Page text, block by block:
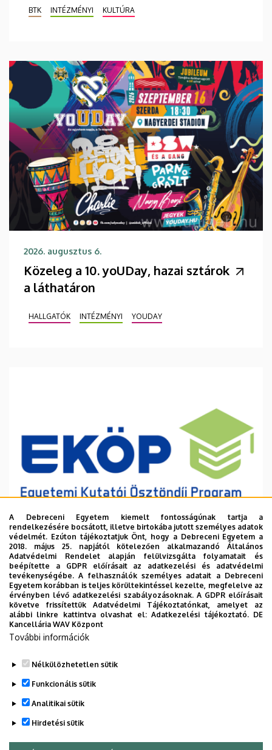
BTK INTÉZMÉNYI KULTÚRA
2026. augusztus 6.
Közeleg a 10. yoUDay, hazai sztárok
a láthatáron
HALLGATÓK INTÉZMÉNYI YOUDAY
2026. augusztus 6.
Ösztöndíj a tudományos munka
támogatására
INTÉZMÉNYI TUDOMÁNY
A Debreceni Egyetem kiemelt fontosságúnak tartja a
rendelkezésére bocsátott, illetve birtokába jutott személyes adatok
védelmét. Ezúton tájékoztatjuk Önt, hogy a Debreceni Egyetem a
2018. május 25. napjától kötelezően alkalmazandó Általános
Adatvédelmi Rendelet alapján felülvizsgálta folyamatait és
beépítette a GDPR előírásait az adatkezelési és adatvédelmi
tevékenységébe. A felhasználók személyes adatait a Debreceni
Egyetem korábban is teljes körültekintéssel kezelte, megfelelve az
érvényben lévő adatkezelési szabályozásoknak. A GDPR előírásait
követve frissítettük Adatvédelmi Tájékoztatónkat, amelyet az
alábbi linkre kattintva olvashat el:Adatkezelési tájékoztató. DE
Kancellária WAV Központ
További információk
Nélkülözhetetlen sütik
Funkcionális sütik
Analitikai sütik
Hirdetési sütik